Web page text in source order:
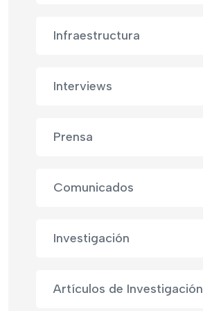
Infraestructura
Interviews
Prensa
Comunicados
Investigación
Artículos de Investigación